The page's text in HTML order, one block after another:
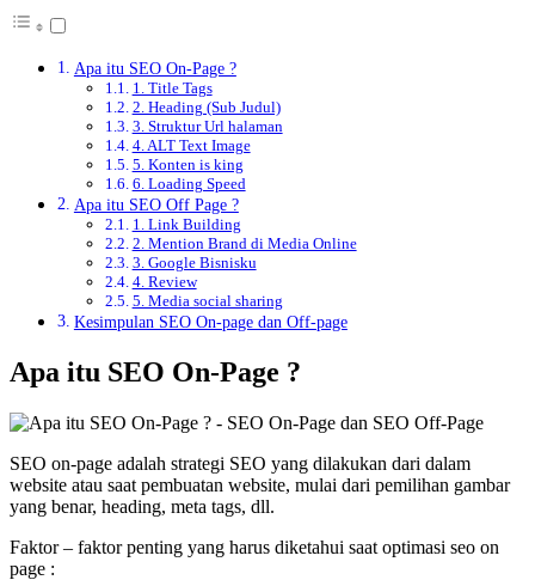
Apa itu SEO On-Page ?
1. Title Tags
2. Heading (Sub Judul)
3. Struktur Url halaman
4. ALT Text Image
5. Konten is king
6. Loading Speed
Apa itu SEO Off Page ?
1. Link Building
2. Mention Brand di Media Online
3. Google Bisnisku
4. Review
5. Media social sharing
Kesimpulan SEO On-page dan Off-page
Apa itu SEO On-Page ?
SEO on-page adalah strategi SEO yang dilakukan dari dalam
website atau saat pembuatan website, mulai dari pemilihan gambar
yang benar, heading, meta tags, dll.
Faktor – faktor penting yang harus diketahui saat optimasi seo on
page :